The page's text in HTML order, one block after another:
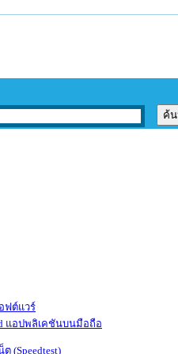
ฟต์แวร์
แอปพลิเคชันบนมือถือ
(Speedtest)